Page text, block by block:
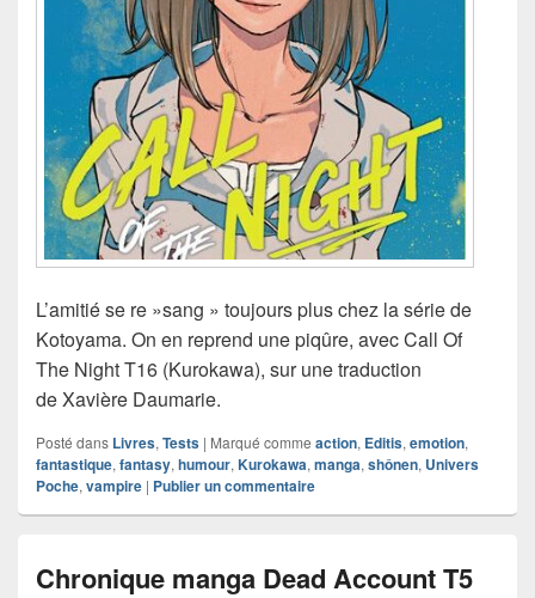
L’amitié se re »sang » toujours plus chez la série de
Kotoyama. On en reprend une piqûre, avec Call Of
The Night T16 (Kurokawa), sur une traduction
de Xavière Daumarie.
Posté dans Livres, Tests | Marqué comme action, Editis, emotion,
fantastique, fantasy, humour, Kurokawa, manga, shônen, Univers
Poche, vampire | Publier un commentaire
Chronique manga Dead Account T5